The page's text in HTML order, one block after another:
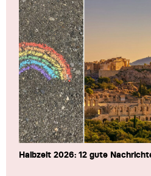
Halbzeit 2026: 12 gute